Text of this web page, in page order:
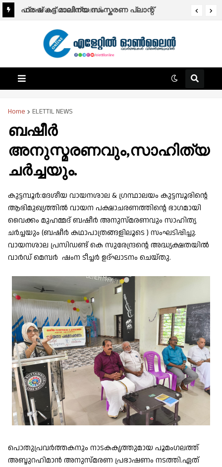
ഫ്രഷ് കട്ട് മാലിന്യ സംസ്കരണ പ്ലാന്റ്
സായാഹ്ന വാര്‍ത്തകള്‍.
Home ELETTIL NEWS
ബഷീർ
അനുസ്മരണവും,സാഹിത്യ
ചർച്ചയും.
കുട്ടമ്പൂർ:ദേശീയ വായനശാല & ഗ്രന്ഥാലയം കുട്ടമ്പൂരിന്റെ
ആഭിമുഖ്യത്തിൽ വായന പക്ഷാചരണത്തിന്റെ ഭാഗമായി
വൈക്കം മുഹമ്മദ് ബഷീർ അനുസ്മരണവും സാഹിത്യ
ചർച്ചയും (ബഷീർ കഥാപാത്രങ്ങളിലൂടെ ) സംഘടിപ്പിച്ചു.
വായനശാല പ്രസിഡണ്ട് കെ സുരേന്ദ്രന്റെ അദ്ധ്യക്ഷതയിൽ
വാർഡ് മെമ്പർ ഷംന ടീച്ചർ ഉദ്ഘാടനം ചെയ്തു.
പൊതുപ്രവർത്തകനും നാടകകൃത്തുമായ പൂമംഗലത്ത്
അബ്ദുറഹിമാൻ അനുസ്മരണ പ്രഭാഷണം നടത്തി.ഏത്